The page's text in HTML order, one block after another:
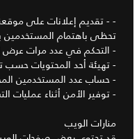
- - تقديم إعلانات على
تحظى باهتمام المستخدمين
- التحكم في عدد مرات عرض
- تهيئة أحد المحتويات
- حساب عدد المستخدمين
- توفير الأمن أثناء عمليات
منارات الويب